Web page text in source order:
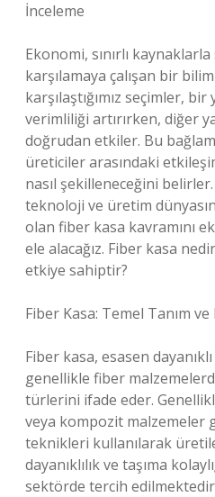
İnceleme
Ekonomi, sınırlı kaynaklarla
karşılamaya çalışan bir
karşılaştığımız seçimler,
verimliliği artırırken, diğer
doğrudan etkiler. Bu
üreticiler arasındaki
nasıl şekilleneceğini
teknoloji ve üretim
olan fiber kasa kavramını
ele alacağız. Fiber kasa
etkiye sahiptir?
Fiber Kasa: Temel Tanım
Fiber kasa, esasen
genellikle fiber
türlerini ifade eder.
veya kompozit malzemeler
teknikleri kullanılarak
dayanıklılık ve taşıma
sektörde tercih